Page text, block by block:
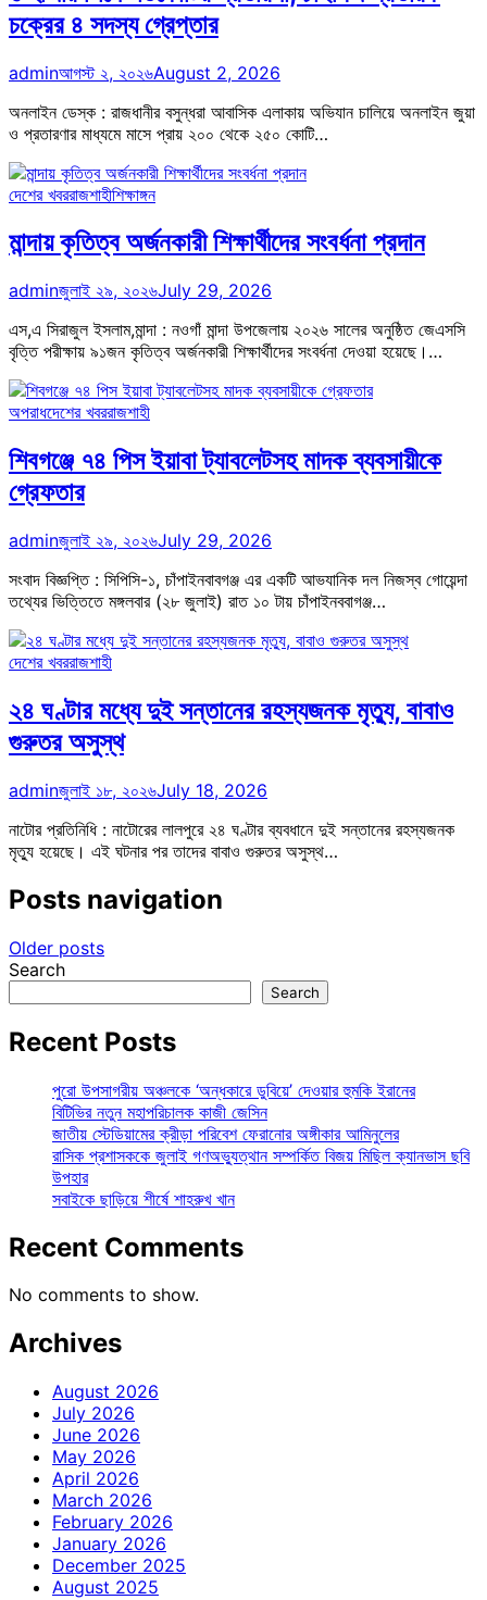
চক্রের ৪ সদস্য গ্রেপ্তার
adminআগস্ট ২, ২০২৬August 2, 2026
অনলাইন ডেস্ক : রাজধানীর বসুন্ধরা আবাসিক এলাকায় অভিযান চালিয়ে অনলাইন জুয়া
ও প্রতারণার মাধ্যমে মাসে প্রায় ২০০ থেকে ২৫০ কোটি…
দেশের খবররাজশাহীশিক্ষাঙ্গন
মান্দায় কৃতিত্ব অর্জনকারী শিক্ষার্থীদের সংবর্ধনা প্রদান
adminজুলাই ২৯, ২০২৬July 29, 2026
এস,এ সিরাজুল ইসলাম,মান্দা : নওগাঁ মান্দা উপজেলায় ২০২৬ সালের অনুষ্ঠিত জেএসসি
বৃত্তি পরীক্ষায় ৯১জন কৃতিত্ব অর্জনকারী শিক্ষার্থীদের সংবর্ধনা দেওয়া হয়েছে।…
অপরাধদেশের খবররাজশাহী
শিবগঞ্জে ৭৪ পিস ইয়াবা ট্যাবলেটসহ মাদক ব্যবসায়ীকে
গ্রেফতার
adminজুলাই ২৯, ২০২৬July 29, 2026
সংবাদ বিজ্ঞপ্তি : সিপিসি-১, চাঁপাইনবাবগঞ্জ এর একটি আভযানিক দল নিজস্ব গোয়েন্দা
তথ্যের ভিত্তিতে মঙ্গলবার (২৮ জুলাই) রাত ১০ টায় চাঁপাইনববাগঞ্জ…
দেশের খবররাজশাহী
২৪ ঘণ্টার মধ্যে দুই সন্তানের রহস্যজনক মৃত্যু, বাবাও
গুরুতর অসুস্থ
adminজুলাই ১৮, ২০২৬July 18, 2026
নাটোর প্রতিনিধি : নাটোরের লালপুরে ২৪ ঘণ্টার ব্যবধানে দুই সন্তানের রহস্যজনক
মৃত্যু হয়েছে। এই ঘটনার পর তাদের বাবাও গুরুতর অসুস্থ…
Posts navigation
Older posts
Search
Search
Recent Posts
পুরো উপসাগরীয় অঞ্চলকে ‘অন্ধকারে ডুবিয়ে’ দেওয়ার হুমকি ইরানের
বিটিভির নতুন মহাপরিচালক কাজী জেসিন
জাতীয় স্টেডিয়ামের ক্রীড়া পরিবেশ ফেরানোর অঙ্গীকার আমিনুলের
রাসিক প্রশাসককে জুলাই গণঅভ্যুত্থান সম্পর্কিত বিজয় মিছিল ক্যানভাস ছবি
উপহার
সবাইকে ছাড়িয়ে শীর্ষে শাহরুখ খান
Recent Comments
No comments to show.
Archives
August 2026
July 2026
June 2026
May 2026
April 2026
March 2026
February 2026
January 2026
December 2025
August 2025